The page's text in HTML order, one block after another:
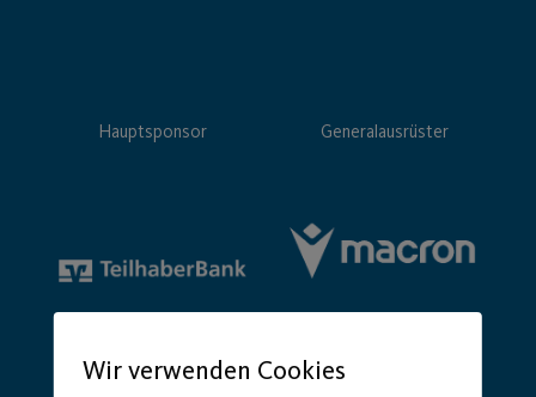
Hauptsponsor Generalausrüster
Premium Partner:
Wir verwenden Cookies